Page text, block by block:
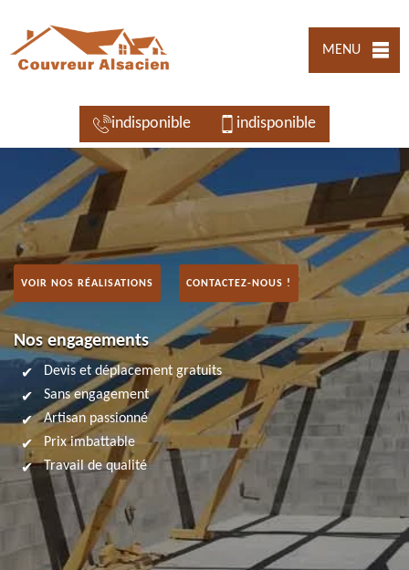
MENU
indisponible indisponible
VOIR NOS RÉALISATIONS CONTACTEZ-NOUS !
Nos engagements
Devis et déplacement gratuits
Sans engagement
Artisan passionné
Prix imbattable
Travail de qualité